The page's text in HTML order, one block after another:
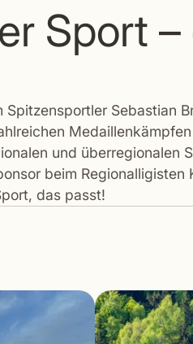
Sport
Sebastian
und überregionalen
beim
das passt!